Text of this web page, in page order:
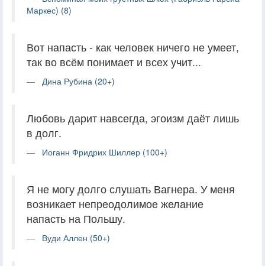
Маркес) (8)
Вот напасть - как человек ничего не умеет,
так во всём понимает и всех учит...
Дина Рубина (20+)
Любовь дарит навсегда, эгоизм даёт лишь
в долг.
Иоганн Фридрих Шиллер (100+)
Я не могу долго слушать Вагнера. У меня
возникает непреодолимое желание
напасть на Польшу.
Вуди Аллен (50+)